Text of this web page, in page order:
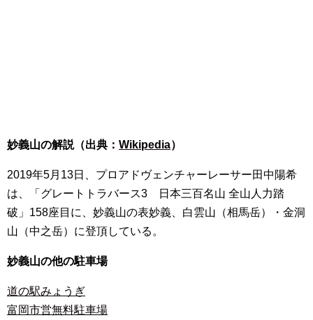
妙義山の解説（出典： Wikipedia）
2019年5月13日、プロアドヴェンチャーレーサー田中陽希
は、「グレートトラバース3 日本三百名山 全山人力踏
破」158座目に、妙義山の表妙義、白雲山（相馬岳）・金洞
山（中之岳）に登頂している。
妙義山の他の駐車場
道の駅みょうぎ
富岡市営無料駐車場